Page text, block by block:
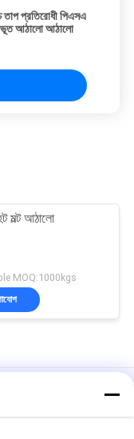
তাপ প্রতিরোধী পিএসএ
আঠালো আঠালো
মল্ট আঠালো
MOQ:1000kgs
160C-180C জন্য
আঠালো লেবেলিং প্রয়োজনের